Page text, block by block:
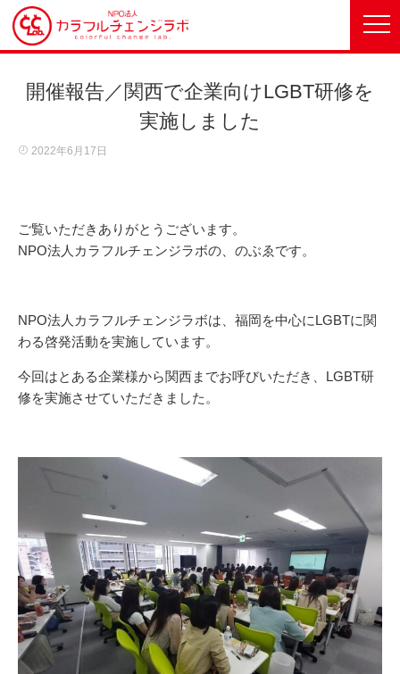
開催報告／関西で企業向けLGBT研修を
実施しました
2022年6月17日
ご覧いただきありがとうございます。
NPO法人カラフルチェンジラボの、のぶゑです。
NPO法人カラフルチェンジラボは、福岡を中心にLGBTに関
わる啓発活動を実施しています。
今回はとある企業様から関西までお呼びいただき、LGBT研
修を実施させていただきました。